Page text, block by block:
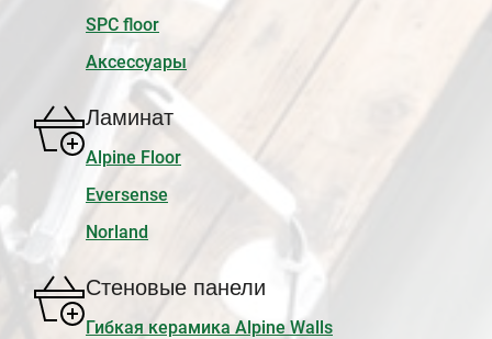
SPC floor
Аксессуары
Ламинат
Alpine Floor
Eversense
Norland
Стеновые панели
Гибкая керамика Alpine Walls